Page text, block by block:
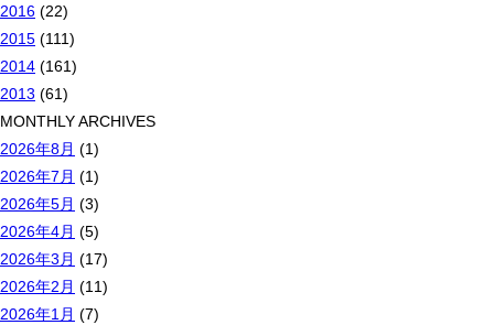
2016 (22)
2015 (111)
2014 (161)
2013 (61)
MONTHLY ARCHIVES
2026年8月 (1)
2026年7月 (1)
2026年5月 (3)
2026年4月 (5)
2026年3月 (17)
2026年2月 (11)
2026年1月 (7)